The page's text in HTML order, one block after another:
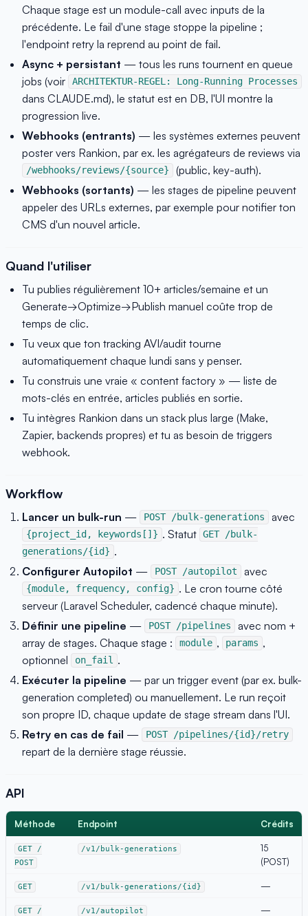
Chaque stage est un module-call avec inputs de la
précédente. Le fail d'une stage stoppe la pipeline ;
l'endpoint retry la reprend au point de fail.
Async + persistant — tous les runs tournent en queue
jobs (voir
ARCHITEKTUR-REGEL: Long-Running Processes
dans CLAUDE.md), le statut est en DB, l'UI montre la
progression live.
Webhooks (entrants) — les systèmes externes peuvent
poster vers Rankion, par ex. les agrégateurs de reviews via
/webhooks/reviews/{source}
(public, key-auth).
Webhooks (sortants) — les stages de pipeline peuvent
appeler des URLs externes, par exemple pour notifier ton
CMS d'un nouvel article.
Quand l'utiliser
Tu publies régulièrement 10+ articles/semaine et un
Generate→Optimize→Publish manuel coûte trop de
temps de clic.
Tu veux que ton tracking AVI/audit tourne
automatiquement chaque lundi sans y penser.
Tu construis une vraie « content factory » — liste de
mots-clés en entrée, articles publiés en sortie.
Tu intègres Rankion dans un stack plus large (Make,
Zapier, backends propres) et tu as besoin de triggers
webhook.
Workflow
Lancer un bulk-run — POST /bulk-generations avec
{project_id, keywords[]} . Statut GET /bulk-
generations/{id} .
Configurer Autopilot — POST /autopilot avec
{module, frequency, config} . Le cron tourne côté
serveur (Laravel Scheduler, cadencé chaque minute).
Définir une pipeline — POST /pipelines
avec nom +
array de stages. Chaque stage :
module , params ,
optionnel
on_fail .
Exécuter la pipeline — par un trigger event (par ex. bulk-
generation completed) ou manuellement. Le run reçoit
son propre ID, chaque update de stage stream dans l'UI.
Retry en cas de fail — POST /pipelines/{id}/retry
repart de la dernière stage réussie.
API
Méthode Endpoint Crédits
GET /
POST
/v1/bulk-generations
15
(POST)
GET /v1/bulk-generations/{id} —
GET / /v1/autopilot —